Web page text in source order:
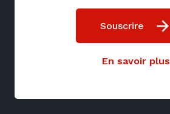
Souscrire
En savoir plus